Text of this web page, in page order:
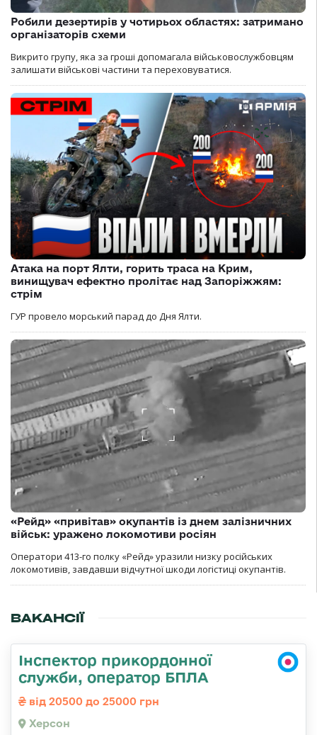
Робили дезертирів у чотирьох областях: затримано
організаторів схеми
Викрито групу, яка за гроші допомагала військовослужбовцям
залишати військові частини та переховуватися.
Атака на порт Ялти, горить траса на Крим,
винищувач ефектно пролітає над Запоріжжям:
стрім
ГУР провело морський парад до Дня Ялти.
«Рейд» «привітав» окупантів із днем залізничних
військ: уражено локомотиви росіян
Оператори 413-го полку «Рейд» уразили низку російських
локомотивів, завдавши відчутної шкоди логістиці окупантів.
ВАКАНСІЇ
Інспектор прикордонної
служби, оператор БПЛА
від 20500 до 25000 грн
Херсон